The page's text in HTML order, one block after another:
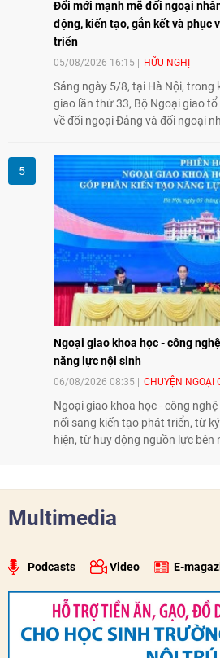
Đổi mới mạnh mẽ đối ngoại
động, kiến tạo, gắn kết và phục
triển
05/08/2026 16:15 HỮU NGHỊ
Sáng ngày 5/8, tại Hà Nội, trong
giao lần thứ 33, Bộ Ngoại giao
về đối ngoại Đảng và đối ngoại
và các Cơ quan đại diện Việt
Ngoại giao khoa học - công
năng lực nội sinh
06/08/2026 08:35 CHUYỆN NGOẠI
Ngoại giao khoa học - công
nối sang kiến tạo phát triển, từ
hiện, từ huy động nguồn lực bên
phát triển đất nước.
Multimedia
Podcasts Video E-